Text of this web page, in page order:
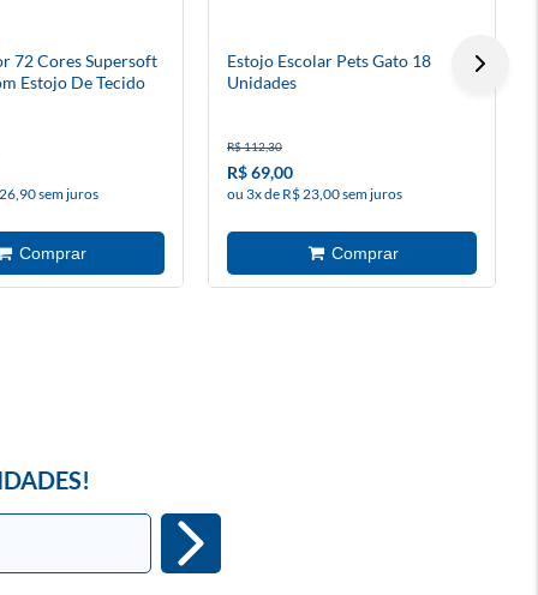
72 Cores Supersoft
Estojo De Tecido
sem juros
Estojo Escolar Pets Gato 18
Unidades
R$ 112,30
R$ 69,00
ou 3x de R$ 23,00 sem juros